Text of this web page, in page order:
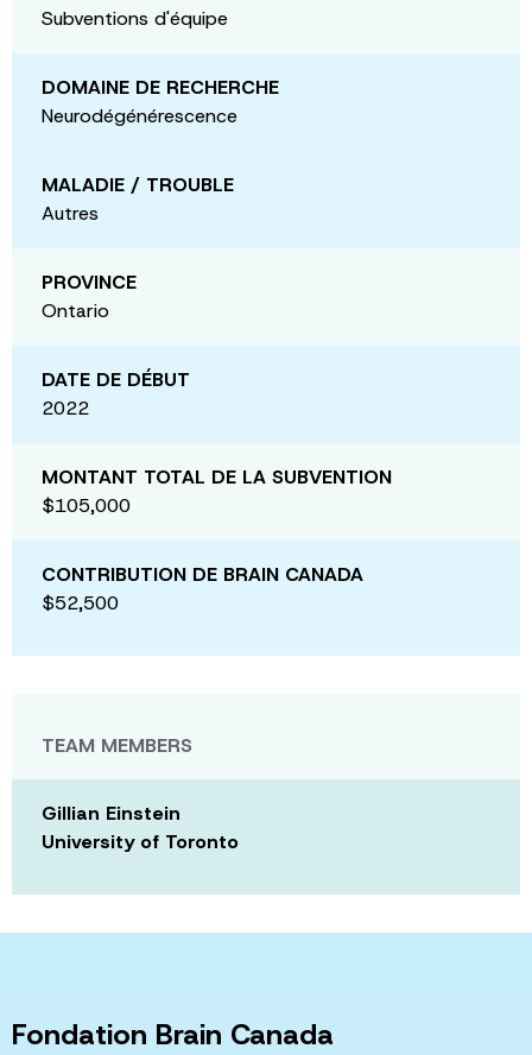
Subventions d'équipe
DOMAINE DE RECHERCHE
Neurodégénérescence
MALADIE / TROUBLE
Autres
PROVINCE
Ontario
DATE DE DÉBUT
2022
MONTANT TOTAL DE LA SUBVENTION
$105,000
CONTRIBUTION DE BRAIN CANADA
$52,500
TEAM MEMBERS
Gillian Einstein
University of Toronto
Fondation Brain Canada